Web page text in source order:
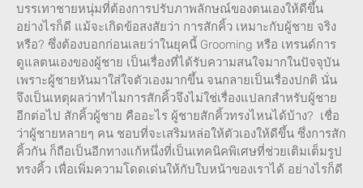
บรรเทาชายหนุ่มที่ต้องการปรับภาพลักษณ์ของตนเองให้ดีขึ้น
อย่างไรก็ดี แม้จะเกิดข้อสงสัยว่า การสักคิ้ว เหมาะกับผู้ชาย จริง
หรือ? ซึ่งต้องบอกก่อนเลยว่าในยุคนี้ Grooming หรือ เทรนด์การ
ดูแลตนเองของผู้ชาย เป็นเรื่องที่ได้รับความสนใจมากในปัจจุบัน
เพราะผู้ชายหันมาใส่ใจตัวเองมากขึ้น จนกลายเป็นเรื่องปกติ นั่น
จึงเป็นเหตุผลว่าทำไมการสักคิ้วจึงไม่ใช่เรื่องแปลกสำหรับผู้ชาย
อีกต่อไป สักคิ้วผู้ชาย คืออะไร ผู้ชายสักคิ้วทรงไหนได้บ้าง? เชื่อ
ว่าผู้ชายหลายๆ คน ชอบที่จะเสริมหล่อให้ตัวเองให้ดีขึ้น ซึ่งการสัก
คิ้วกัน ก็ถือเป็นอีกทางแก้หนึ่งที่เป็นเทคนิคพิเศษที่ช่วยเติมเต็มรูป
ทรงคิ้ว เพื่อเพิ่มความโดดเด่นให้กับใบหน้าของเราได้ อย่างไรก็ดี